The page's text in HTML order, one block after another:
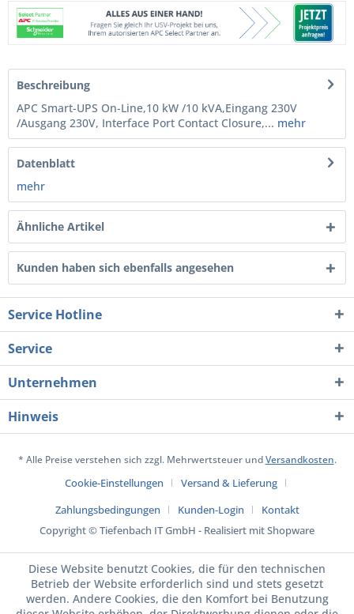
Beschreibung
APC Smart-UPS On-Line,10 kW /10 kVA,Eingang 230V
/Ausgang 230V, Interface Port Contact Closure,... mehr
Datenblatt
mehr
Ähnliche Artikel
Kunden haben sich ebenfalls angesehen
Service Hotline
Service
Unternehmen
Hinweis
* Alle Preise verstehen sich zzgl. Mehrwertsteuer undVersandkosten.
Cookie-Einstellungen
Versand & Lieferung
Zahlungsbedingungen
Kunden-Login
Kontakt
Copyright © Tiefenbach IT GmbH - Realisiert mit Shopware
Diese Website benutzt Cookies, die für den technischen
Betrieb der Website erforderlich sind und stets gesetzt
werden. Andere Cookies, die den Komfort bei Benutzung